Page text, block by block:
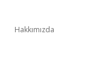
Hakkımızda